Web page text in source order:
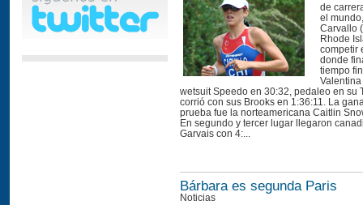
de
el
Carvallo
Rhode
competir
donde
tiempo
wetsuit Speedo en 30:32, pedaleo en su
corrió con sus Brooks en 1:36:11. La
prueba fue la norteamericana Caitlin
En segundo y tercer lugar llegaron
Garvais con 4:...
Bárbara es segunda Paris
Noticias